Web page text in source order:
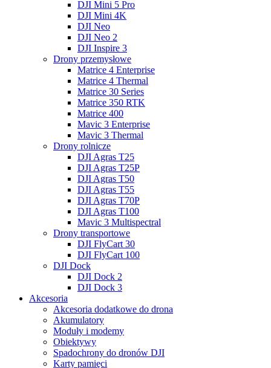
DJI Mini 5 Pro
DJI Mini 4K
DJI Neo
DJI Neo 2
DJI Inspire 3
Drony przemysłowe
Matrice 4 Enterprise
Matrice 4 Thermal
Matrice 30 Series
Matrice 350 RTK
Matrice 400
Mavic 3 Enterprise
Mavic 3 Thermal
Drony rolnicze
DJI Agras T25
DJI Agras T25P
DJI Agras T50
DJI Agras T55
DJI Agras T70P
DJI Agras T100
Mavic 3 Multispectral
Drony transportowe
DJI FlyCart 30
DJI FlyCart 100
DJI Dock
DJI Dock 2
DJI Dock 3
Akcesoria
Akcesoria dodatkowe do drona
Akumulatory
Moduły i modemy
Obiektywy
Spadochrony do dronów DJI
Karty pamięci